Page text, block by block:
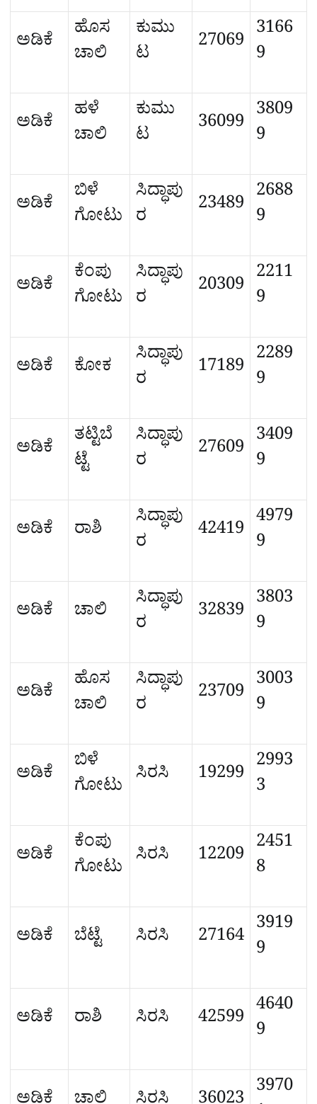
ಅಡಿಕೆ
ಹೊಸ
ಚಾಲಿ
ಕುಮು
ಟ
27069 3166
9
ಅಡಿಕೆ
ಹಳೆ
ಚಾಲಿ
ಕುಮು
ಟ
36099 3809
9
ಅಡಿಕೆ
ಬಿಳೆ
ಗೋಟು
ಸಿದ್ಧಾಪು
ರ
23489 2688
9
ಅಡಿಕೆ
ಕೆಂಪು
ಗೋಟು
ಸಿದ್ಧಾಪು
ರ
20309 2211
9
ಅಡಿಕೆ ಕೋಕ
ಸಿದ್ಧಾಪು
ರ
17189 2289
9
ಅಡಿಕೆ
ತಟ್ಟಿಬೆ
ಟ್ಟೆ
ಸಿದ್ಧಾಪು
ರ
27609 3409
9
ಅಡಿಕೆ ರಾಶಿ
ಸಿದ್ಧಾಪು
ರ
42419 4979
9
ಅಡಿಕೆ ಚಾಲಿ
ಸಿದ್ಧಾಪು
ರ
32839 3803
9
ಅಡಿಕೆ
ಹೊಸ
ಚಾಲಿ
ಸಿದ್ಧಾಪು
ರ
23709 3003
9
ಅಡಿಕೆ
ಬಿಳೆ
ಗೋಟು ಸಿರಸಿ 19299 2993
3
ಅಡಿಕೆ
ಕೆಂಪು
ಗೋಟು ಸಿರಸಿ 12209 2451
8
ಅಡಿಕೆ ಬೆಟ್ಟೆ ಸಿರಸಿ 27164 3919
9
ಅಡಿಕೆ ರಾಶಿ ಸಿರಸಿ 42599 4640
9
3970